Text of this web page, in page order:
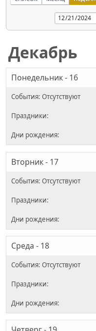
Декабрь
Понедельник - 16
Вторник - 17
Среда - 18